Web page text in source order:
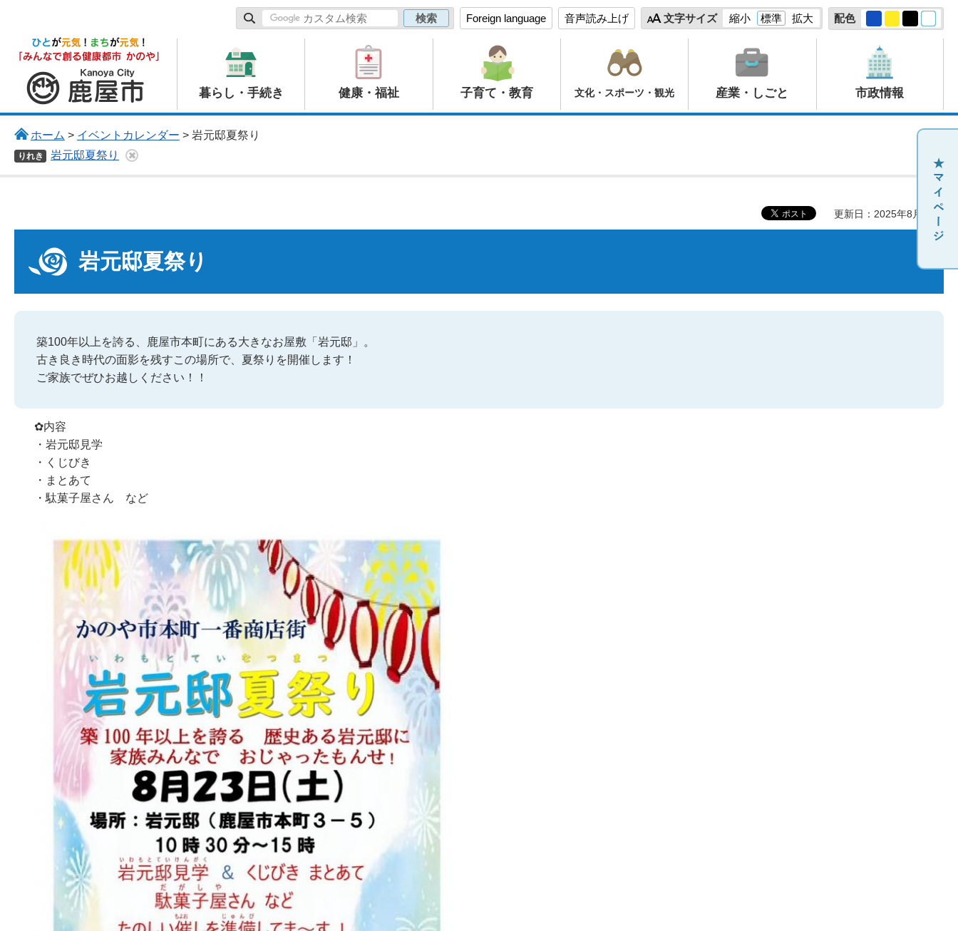
Foreign language 音声読み上げ 文字サイズ 縮小 標準 拡大 配色
鹿屋市
暮らし・手続き 健康・福祉 子育て・教育 文化・スポーツ・観光 産業・しごと 市政情報
ホーム > イベントカレンダー > 岩元邸夏祭り
りれき 岩元邸夏祭り
更新日：2025年8月22日
岩元邸夏祭り
築100年以上を誇る、鹿屋市本町にある大きなお屋敷「岩元邸」。
古き良き時代の面影を残すこの場所で、夏祭りを開催します！
ご家族でぜひお越しください！！
✿内容
・岩元邸見学
・くじびき
・まとあて
・駄菓子屋さん など